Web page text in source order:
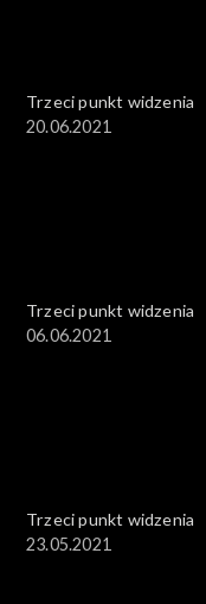
Trzeci punkt widzenia
20.06.2021
Trzeci punkt widzenia
06.06.2021
Trzeci punkt widzenia
23.05.2021